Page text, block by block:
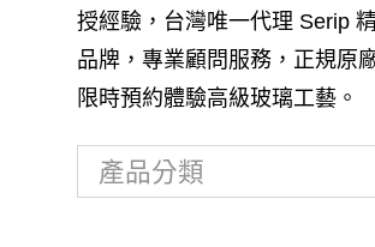
授經驗，台灣唯一代理 Serip
品牌，專業顧問服務，正規原
限時預約體驗高級玻璃工藝。